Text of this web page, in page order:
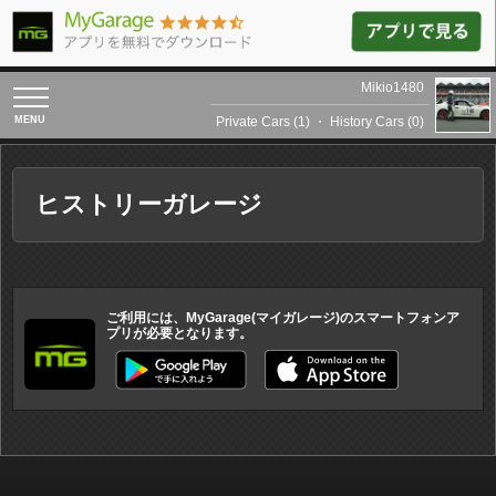
toggle
navigation
Mikio1480
Private Cars (1) ・ History Cars (0)
ヒストリーガレージ
ご利用には、MyGarage(マイガレージ)のスマートフォンア
プリが必要となります。